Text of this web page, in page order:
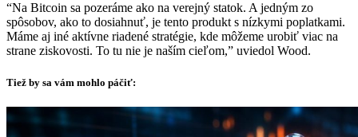
“Na Bitcoin sa pozeráme ako na verejný statok. A jedným zo
spôsobov, ako to dosiahnuť, je tento produkt s nízkymi poplatkami.
Máme aj iné aktívne riadené stratégie, kde môžeme urobiť viac na
strane ziskovosti. To tu nie je naším cieľom,” uviedol Wood.
Tiež by sa vám mohlo páčiť: